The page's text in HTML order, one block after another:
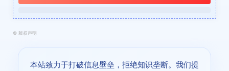
© 版权声明
本站致力于打破信息壁垒，拒绝知识垄断。我们提